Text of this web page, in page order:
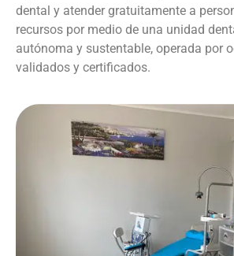
dental y atender gratuitamente a
recursos por medio de una unidad
autónoma y sustentable, operada por
validados y certificados.